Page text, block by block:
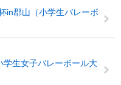
in郡山（小学生バレーボ
生女子バレーボール大